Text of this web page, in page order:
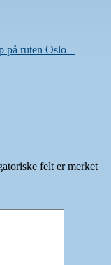
på ruten Oslo –
felt er merket